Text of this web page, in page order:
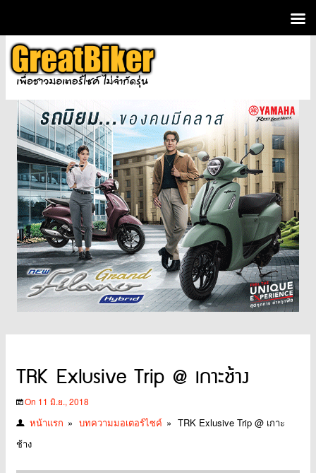
TRK Exlusive Trip @ เกาะช้าง
On 11 มิ.ย., 2018
หน้าแรก » บทความมอเตอร์ไซค์ » TRK Exlusive Trip @ เกาะ
ช้าง